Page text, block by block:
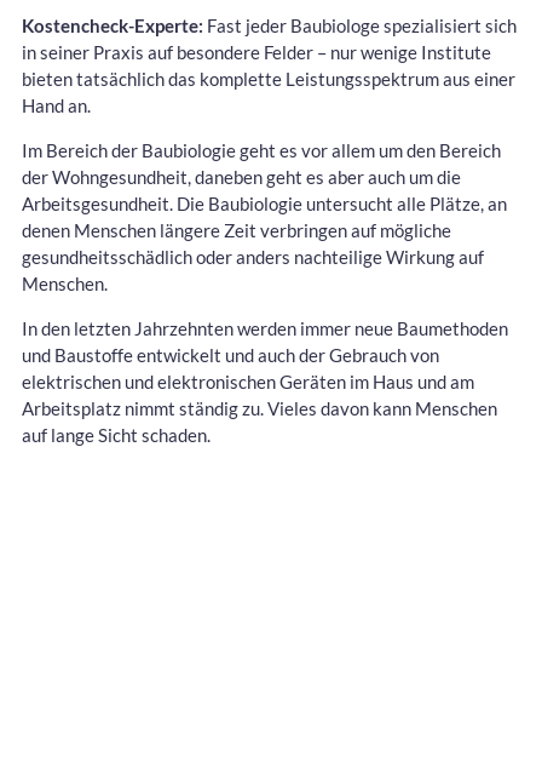
Kostencheck-Experte: Fast jeder Baubiologe spezialisiert sich
in seiner Praxis auf besondere Felder – nur wenige Institute
bieten tatsächlich das komplette Leistungsspektrum aus einer
Hand an.
Im Bereich der Baubiologie geht es vor allem um den Bereich
der Wohngesundheit, daneben geht es aber auch um die
Arbeitsgesundheit. Die Baubiologie untersucht alle Plätze, an
denen Menschen längere Zeit verbringen auf mögliche
gesundheitsschädlich oder anders nachteilige Wirkung auf
Menschen.
In den letzten Jahrzehnten werden immer neue Baumethoden
und Baustoffe entwickelt und auch der Gebrauch von
elektrischen und elektronischen Geräten im Haus und am
Arbeitsplatz nimmt ständig zu. Vieles davon kann Menschen
auf lange Sicht schaden.